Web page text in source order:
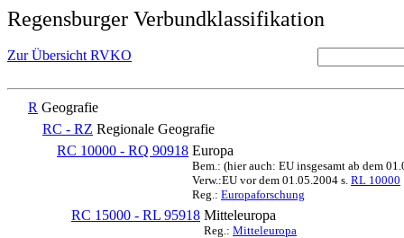
Regensburger Verbundklassifikation
Zur Übersicht RVKO
R Geografie
RC - RZ Regionale Geografie
RC 10000 - RQ 90918 Europa
Bem.: (hier auch: EU insgesamt ab dem
Verw.:EU vor dem 01.05.2004 s. RL 10000
Reg.: Europaforschung
RC 15000 - RL 95918 Mitteleuropa
Reg.: Mitteleuropa